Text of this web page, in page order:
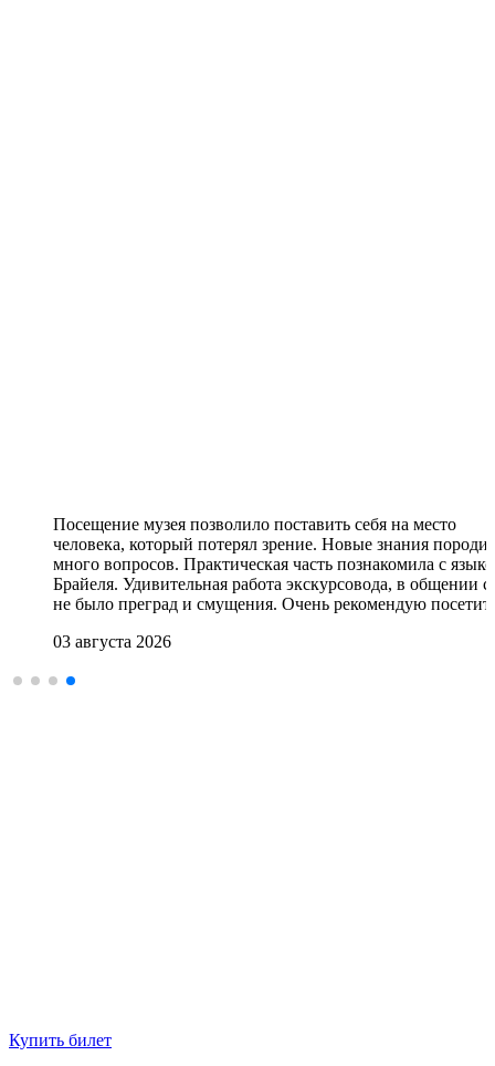
Посещение музея позволило поставить себя на место
человека, который потерял зрение. Новые знания
много вопросов. Практическая часть познакомила с
Брайеля. Удивительная работа экскурсовода, в общении
не было преград и смущения. Очень рекомендую
03 августа 2026
Купить билет